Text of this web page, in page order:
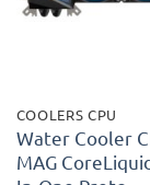
COOLERS CPU
Water Cooler
MAG